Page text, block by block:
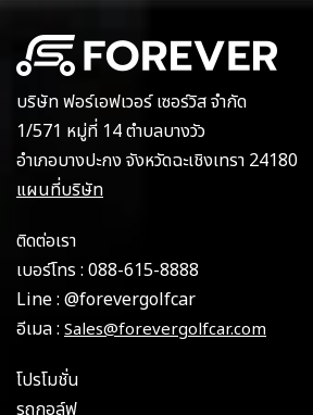
บริษัท ฟอร์เอฟเวอร์ เซอร์วิส จำกัด
1/571 หมู่ที่ 14 ตำบลบางวัว
อำเภอบางปะกง จังหวัดฉะเชิงเทรา 24180
แผนที่บริษัท
ติดต่อเรา
เบอร์โทร : 088-615-8888
Line : @forevergolfcar
อีเมล : Sales@forevergolfcar.com
โปรโมชั่น
รถกอล์ฟ